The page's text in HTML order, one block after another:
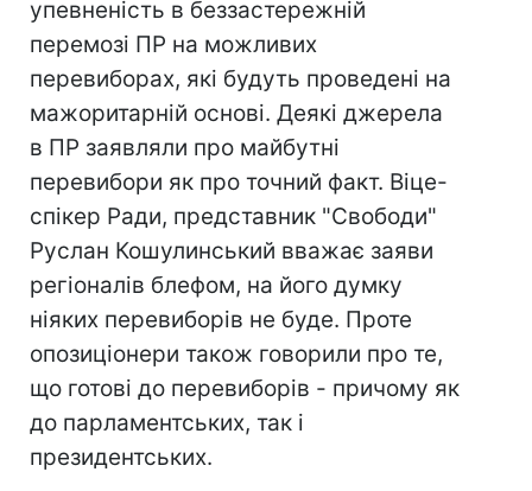
упевненість в беззастережній
перемозі ПР на можливих
перевиборах, які будуть проведені на
мажоритарній основі. Деякі джерела
в ПР заявляли про майбутні
перевибори як про точний факт. Віце-
спікер Ради, представник "Свободи"
Руслан Кошулинський вважає заяви
регіоналів блефом, на його думку
ніяких перевиборів не буде. Проте
опозиціонери також говорили про те,
що готові до перевиборів - причому як
до парламентських, так і
президентських.